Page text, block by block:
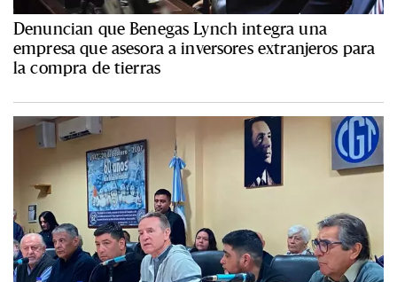
Denuncian que Benegas Lynch integra una
empresa que asesora a inversores extranjeros para
la compra de tierras